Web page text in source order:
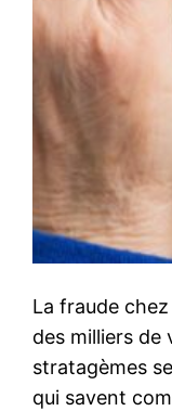
La fraude
des milliers de
stratagèmes
qui savent